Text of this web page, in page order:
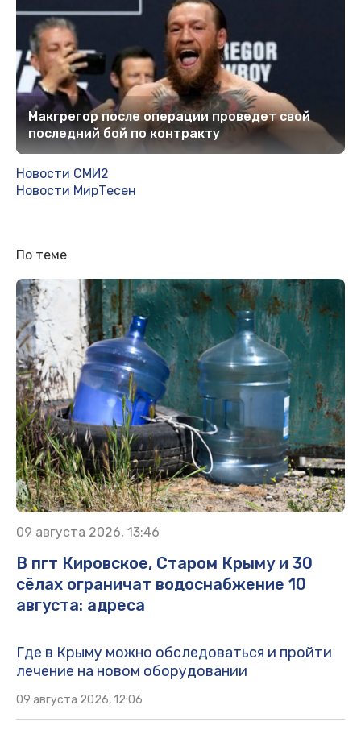
Макгрегор после операции проведет свой
последний бой по контракту
Новости СМИ2
Новости МирТесен
По теме
09 августа 2026, 13:46
В пгт Кировское, Старом Крыму и 30
сёлах ограничат водоснабжение 10
августа: адреса
Где в Крыму можно обследоваться и пройти
лечение на новом оборудовании
09 августа 2026, 12:06